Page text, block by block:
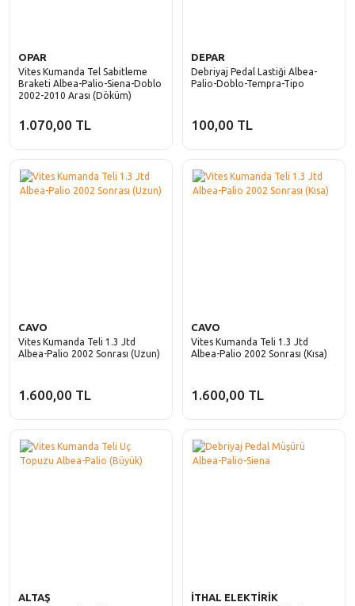
OPAR
Vites Kumanda Tel Sabitleme
Braketi Albea-Palio-Siena-Doblo
2002-2010 Arası (Döküm)
1.070,00 TL
DEPAR
Debriyaj Pedal Lastiği Albea-
Palio-Doblo-Tempra-Tipo
100,00 TL
CAVO
Vites Kumanda Teli 1.3 Jtd
Albea-Palio 2002 Sonrası (Uzun)
1.600,00 TL
CAVO
Vites Kumanda Teli 1.3 Jtd
Albea-Palio 2002 Sonrası (Kısa)
1.600,00 TL
ALTAŞ İTHAL ELEKTİRİK